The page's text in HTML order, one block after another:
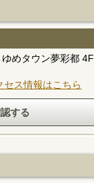
めタウン夢彩都 4F
ス情報はこちら